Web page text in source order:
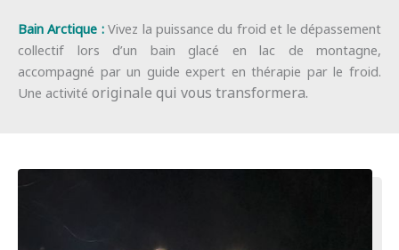
Bain Arctique :Vivez la puissance du froid et le dépassement
collectif lors d’un bain glacé en lac de montagne,
accompagné par un guide expert en thérapie par le froid.
Une activité originale qui vous transformera.